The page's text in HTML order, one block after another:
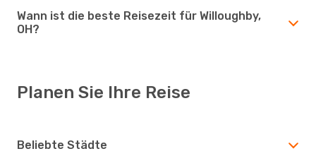
Wann ist die beste Reisezeit für Willoughby,
OH?
Planen Sie Ihre Reise
Beliebte Städte